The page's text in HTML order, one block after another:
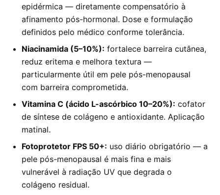
epidérmica — diretamente compensatório à
afinamento pós-hormonal. Dose e formulação
definidos pelo médico conforme tolerância.
Niacinamida (5–10%): fortalece barreira cutânea,
reduz eritema e melhora textura —
particularmente útil em pele pós-menopausal
com barreira comprometida.
Vitamina C (ácido L-ascórbico 10–20%): cofator
de síntese de colágeno e antioxidante. Aplicação
matinal.
Fotoprotetor FPS 50+: uso diário obrigatório — a
pele pós-menopausal é mais fina e mais
vulnerável à radiação UV que degrada o
colágeno residual.